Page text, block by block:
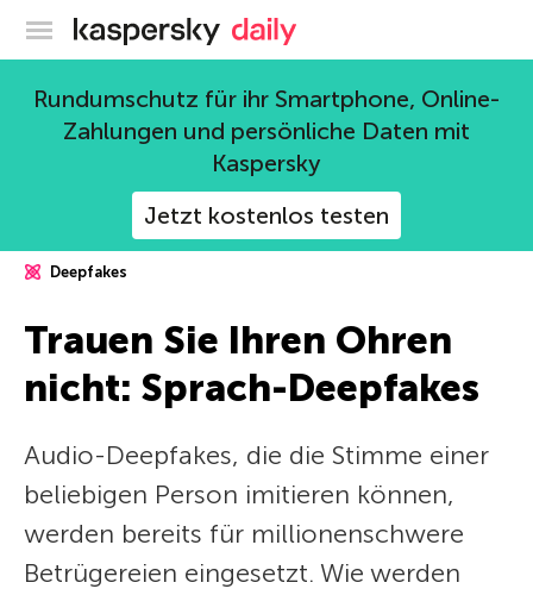
Offizieller Blog von Kaspersky
Rundumschutz für ihr Smartphone, Online-
Zahlungen und persönliche Daten mit
Kaspersky
Jetzt kostenlos testen
Deepfakes
Trauen Sie Ihren Ohren
nicht: Sprach-Deepfakes
Audio-Deepfakes, die die Stimme einer
beliebigen Person imitieren können,
werden bereits für millionenschwere
Betrügereien eingesetzt. Wie werden